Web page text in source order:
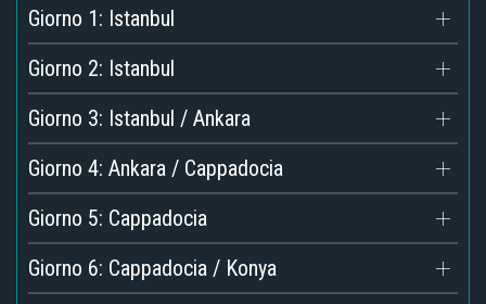
Giorno 1: Istanbul
Giorno 2: Istanbul
Giorno 3: Istanbul / Ankara
Giorno 4: Ankara / Cappadocia
Giorno 5: Cappadocia
Giorno 6: Cappadocia / Konya